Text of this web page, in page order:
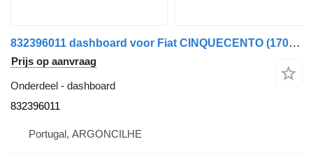
832396011 dashboard voor Fiat CINQUECENTO (170_) | 91 - 99 auto
Prijs op aanvraag
Onderdeel - dashboard
832396011
Portugal, ARGONCILHE